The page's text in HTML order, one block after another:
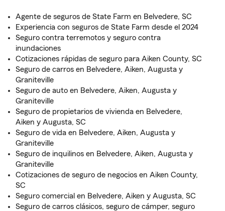
Agente de seguros de State Farm en Belvedere, SC
Experiencia con seguros de State Farm desde el 2024
Seguro contra terremotos y seguro contra
inundaciones
Cotizaciones rápidas de seguro para Aiken County, SC
Seguro de carros en Belvedere, Aiken, Augusta y
Graniteville
Seguro de auto en Belvedere, Aiken, Augusta y
Graniteville
Seguro de propietarios de vivienda en Belvedere,
Aiken y Augusta, SC
Seguro de vida en Belvedere, Aiken, Augusta y
Graniteville
Seguro de inquilinos en Belvedere, Aiken, Augusta y
Graniteville
Cotizaciones de seguro de negocios en Aiken County,
SC
Seguro comercial en Belvedere, Aiken y Augusta, SC
Seguro de carros clásicos, seguro de cámper, seguro